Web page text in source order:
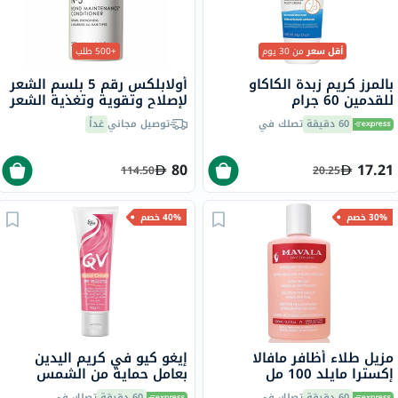
أقل سعرمن 30 يوم
بالمرز كريم زبدة الكاكاو
للقدمين 60 جرام
60 دقيقة تصلك في
17.21
20.25
+500 طلب
أولابلكس رقم 5 بلسم الشعر
لإصلاح وتقوية وتغذية الشعر
250 ملتوصيل مجانيغداً
80
114.50
30% خصم
مزيل طلاء أظافر مافالا
إكسترا مايلد 100 مل
40% خصم
إيغو كيو في كريم اليدين
بعامل حماية من الشمس
SPF15 ـ 50 جرام